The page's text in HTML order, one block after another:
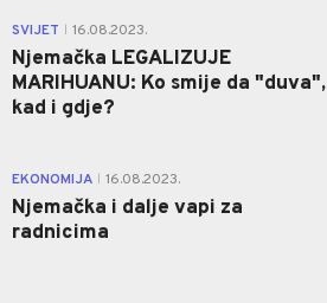
SVIJET 16.08.2023.
Njemačka LEGALIZUJE
MARIHUANU: Ko smije da "duva",
kad i gdje?
EKONOMIJA 16.08.2023.
Njemačka i dalje vapi za
radnicima